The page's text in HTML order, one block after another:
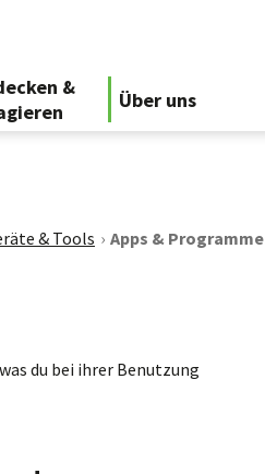
&
Über uns
& Tools Apps & Programme
du bei ihrer Benutzung